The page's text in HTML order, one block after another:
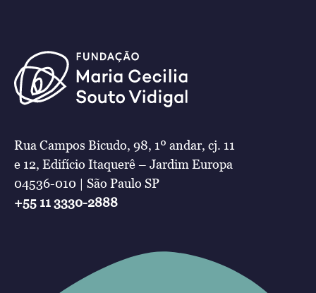
Rua Campos Bicudo, 98, 1º andar, cj. 11
e 12, Edifício Itaquerê – Jardim Europa
04536-010 | São Paulo SP
+55 11 3330-2888